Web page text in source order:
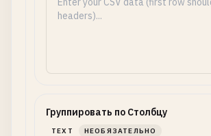
Группировать по Столбцу
TEXT НЕОБЯЗАТЕЛЬНО